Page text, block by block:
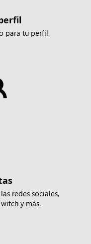
para tu perfil.
redes sociales,
y más.